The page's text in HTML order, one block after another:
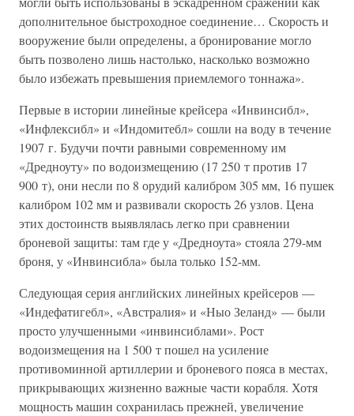
дополнительное быстроходное соединение… Скорость и
вооружение были определены, а бронирование могло
быть позволено лишь настолько, насколько возможно
было избежать превышения приемлемого тоннажа».
Первые в истории линейные крейсера «Инвинсибл»,
«Инфлексибл» и «Индомитебл» сошли на воду в течение
1907 г. Будучи почти равными современному им
«Дредноуту» по водоизмещению (17 250 т против 17
900 т), они несли по 8 орудий калибром 305 мм, 16 пушек
калибром 102 мм и развивали скорость 26 узлов. Цена
этих достоинств выявлялась легко при сравнении
броневой защиты: там где у «Дредноута» стояла 279-мм
броня, у «Инвинсибла» была только 152-мм.
Следующая серия английских линейных крейсеров —
«Индефатигебл», «Австралия» и «Ныо Зеланд» — были
просто улучшенными «инвинсиблами». Рост
водоизмещения на 1 500 т пошел на усиление
противоминной артиллерии и броневого пояса в местах,
прикрывающих жизненно важные части корабля. Хотя
мощность машин сохранилась прежней, увеличение